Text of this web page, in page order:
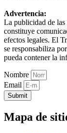
Advertencia:
La publicidad de las
constituye
efectos legales. El
se responsabiliza
pueda contener la
Nombre
Email
Submit
Mapa de